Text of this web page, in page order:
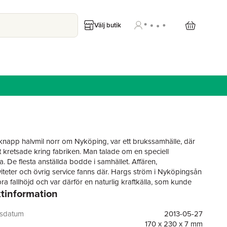
Välj butik
halvmil norr om Nyköping, var ett brukssamhälle, där
kretsade kring fabriken. Man talade om en speciell
De flesta anställda bodde i samhället. Affären,
och övrig service fanns där. Hargs ström i Nyköpingsån
fallhöjd och var därför en naturlig kraftkälla, som kunde
för kvarnar och sågverk. Sedan kom bl.a. kopparbuk
att växa till en storindustri. Boken berättar denna
historia. Det handlar om fabriken, dess produktion och
2013-05-27
170 x 230 x 7 mm